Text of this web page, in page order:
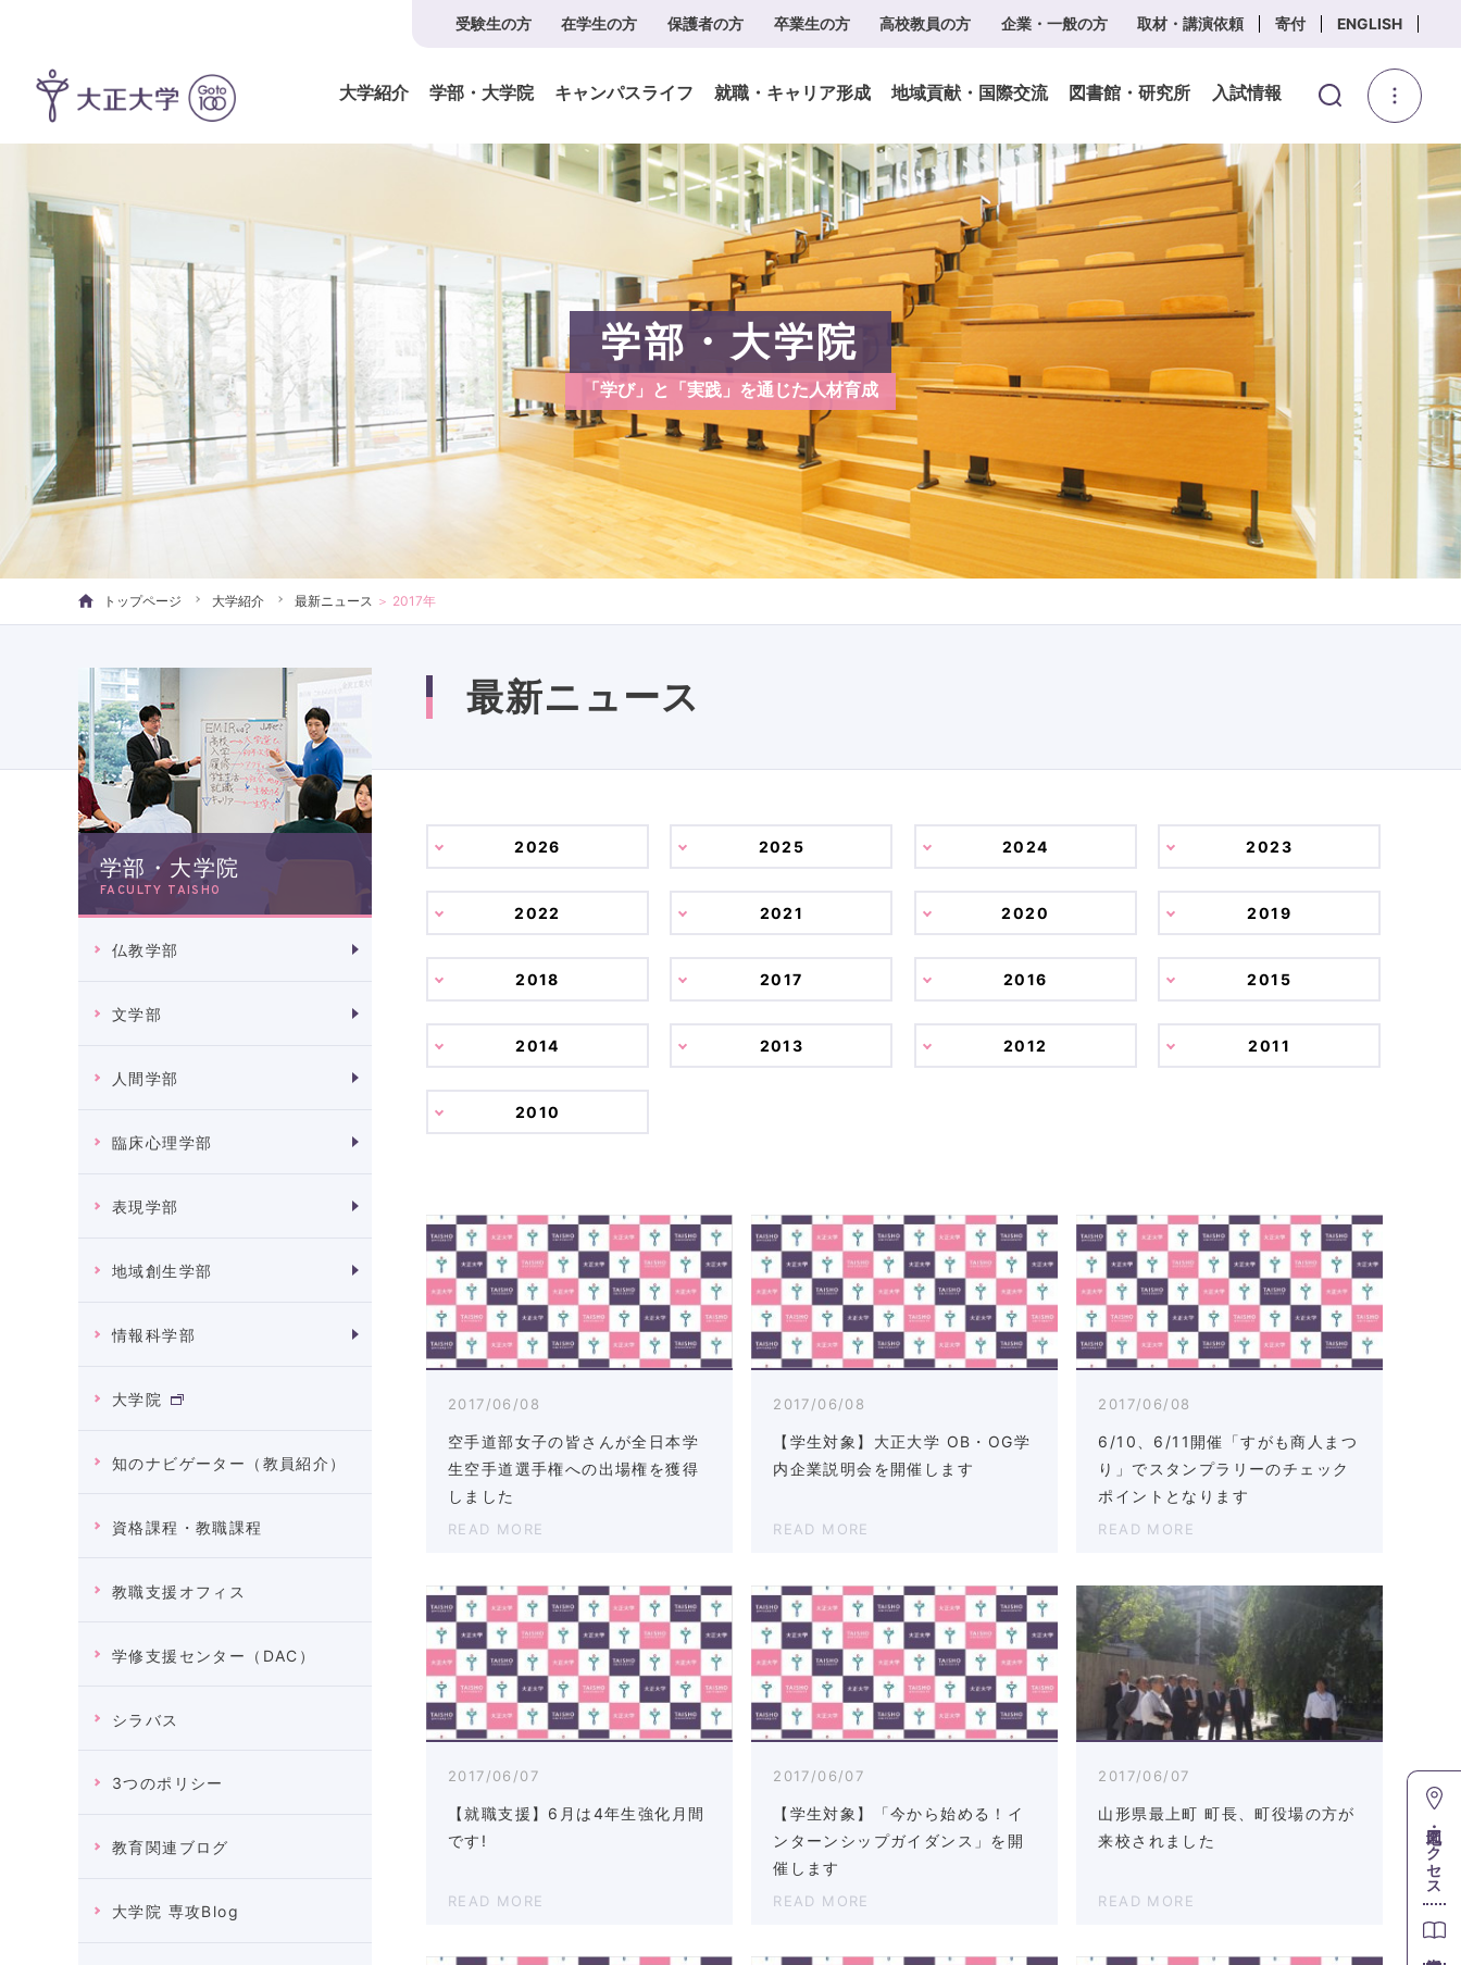
受験生の方 在学生の方 保護者の方 卒業生の方 高校教員の方 企業・一般の方 取材・講演依頼 寄付 ENGLISH
大学紹介 学部・大学院 キャンパスライフ 就職・キャリア形成 地域貢献・国際交流 図書館・研究所 入試情報
学部・大学院
「学び」と「実践」を通じた人材育成
トップページ 大学紹介 最新ニュース ＞ 2017年
学部・大学院
FACULTY TAISHO
仏教学部
文学部
人間学部
臨床心理学部
表現学部
地域創生学部
情報科学部
大学院
知のナビゲーター（教員紹介）
資格課程・教職課程
教職支援オフィス
学修支援センター（DAC）
シラバス
3つのポリシー
教育関連ブログ
大学院 専攻Blog
最新ニュース
2026 2025 2024 2023
2022 2021 2020 2019
2018 2017 2016 2015
2014 2013 2012 2011
2010
2017/06/08
空手道部女子の皆さんが全日本学
生空手道選手権への出場権を獲得
しました
READ MORE
2017/06/08
【学生対象】大正大学 OB・OG学
内企業説明会を開催します
READ MORE
2017/06/08
6/10、6/11開催「すがも商人まつ
り」でスタンプラリーのチェック
ポイントとなります
READ MORE
2017/06/07
【就職支援】6月は4年生強化月間
です!
READ MORE
2017/06/07
【学生対象】「今から始める！イ
ンターンシップガイダンス」を開
催します
READ MORE
2017/06/07
山形県最上町 町長、町役場の方が
来校されました
READ MORE
地図・アクセス